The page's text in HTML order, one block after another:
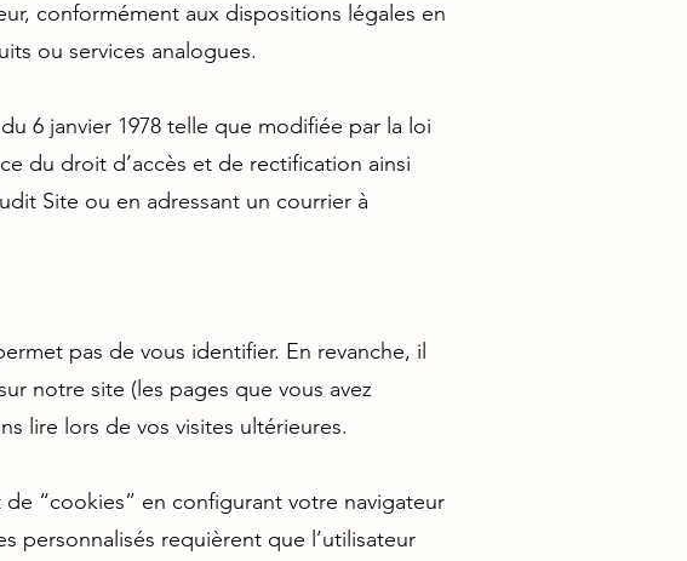
conformément aux dispositions légales en
ou services analogues.
6 janvier 1978 telle que modifiée par la loi
du droit d’accès et de rectification ainsi
Site ou en adressant un courrier à
pas de vous identifier. En revanche, il
notre site (les pages que vous avez
lire lors de vos visites ultérieures.
“cookies” en configurant votre navigateur
personnalisés requièrent que l’utilisateur